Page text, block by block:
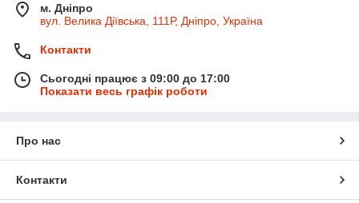
м. Дніпро
вул. Велика Діївська, 111Р, Дніпро, Україна
Контакти
Сьогодні працює з 09:00 до 17:00
Показати весь графік роботи
Про нас
Контакти